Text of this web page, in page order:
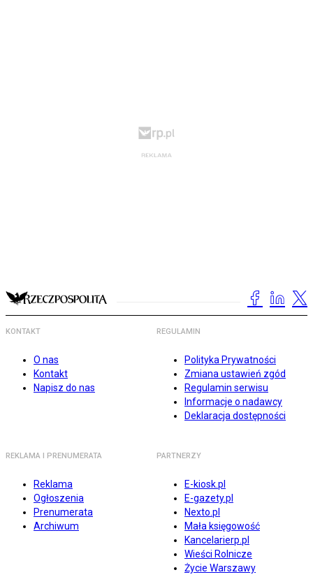
KONTAKT
O nas
Kontakt
Napisz do nas
REGULAMIN
Polityka Prywatności
Zmiana ustawień zgód
Regulamin serwisu
Informacje o nadawcy
Deklaracja dostępności
REKLAMA I PRENUMERATA
Reklama
Ogłoszenia
Prenumerata
Archiwum
PARTNERZY
E-kiosk.pl
E-gazety.pl
Nexto.pl
Mała księgowość
Kancelarierp.pl
Wieści Rolnicze
Życie Warszawy